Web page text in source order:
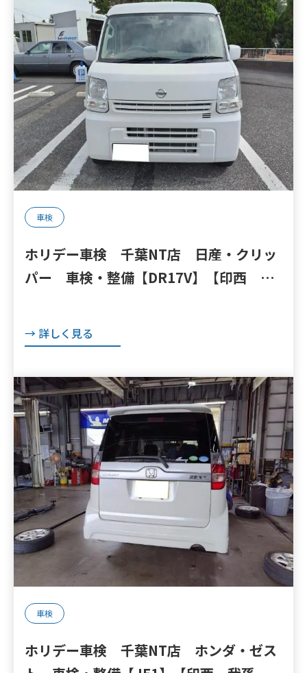
車検
ホリデー車検 千葉NT店 日産・クリッ
パー 車検・整備【DR17V】【印西 我
町の点検・整備はオートランナーへ！】
→ 詳しく見る
車検
ホリデー車検 千葉NT店 ホンダ・ゼス